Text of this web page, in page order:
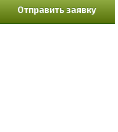
Отправить заявку